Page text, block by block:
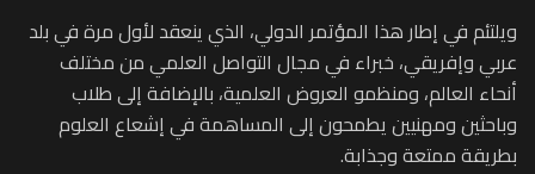
ويلتئم في إطار هذا المؤتمر الدولي، الذي ينعقد لأول مرة في بلد
عربي وإفريقي، خبراء في مجال التواصل العلمي من مختلف
أنحاء العالم، ومنظمو العروض العلمية، بالإضافة إلى طلاب
وباحثين ومهنيين يطمحون إلى المساهمة في إشعاع العلوم
بطريقة ممتعة وجذابة.